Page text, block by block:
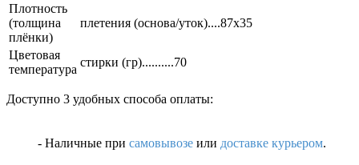
Плотность
(толщина
плёнки)
плетения (основа/уток)....87х35
Цветовая
температура
стирки (гр)..........70
Доступно 3 удобных способа оплаты:
- Наличные при самовывозе или доставке курьером.